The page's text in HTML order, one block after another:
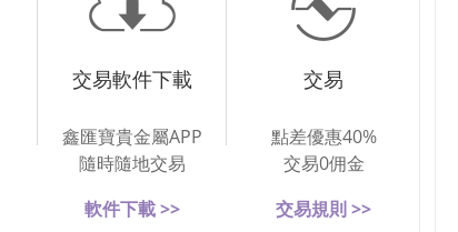
交易軟件下載
鑫匯寶貴金屬APP
隨時隨地交易
軟件下載 >>
交易
點差優惠40%
交易0佣金
交易規則 >>